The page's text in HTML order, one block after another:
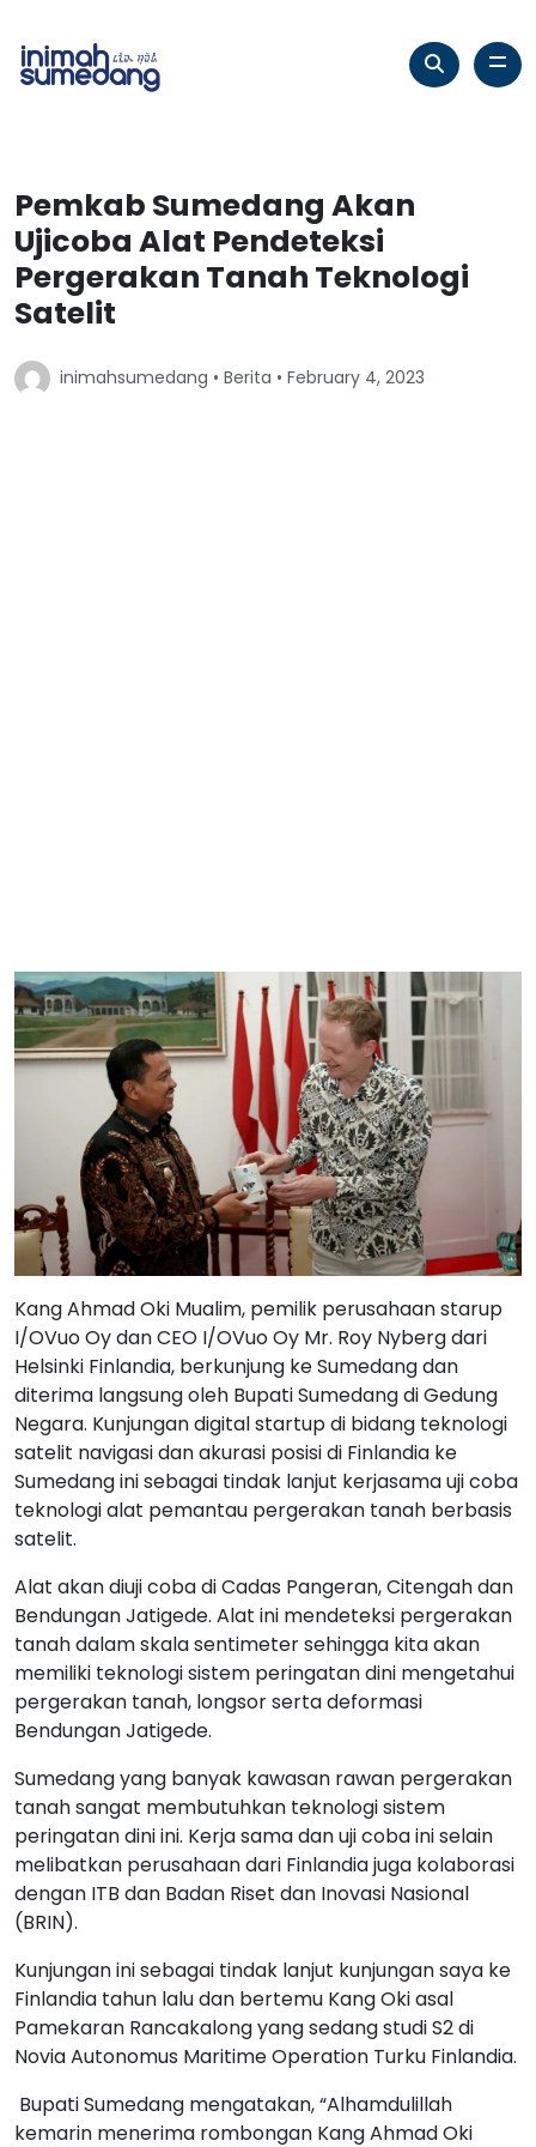
Pemkab Sumedang Akan
Ujicoba Alat Pendeteksi
Pergerakan Tanah Teknologi
Satelit
inimahsumedang • Berita • February 4, 2023
Kang Ahmad Oki Mualim, pemilik perusahaan starup
I/OVuo Oy dan CEO I/OVuo Oy Mr. Roy Nyberg dari
Helsinki Finlandia, berkunjung ke Sumedang dan
diterima langsung oleh Bupati Sumedang di Gedung
Negara. Kunjungan digital startup di bidang teknologi
satelit navigasi dan akurasi posisi di Finlandia ke
Sumedang ini sebagai tindak lanjut kerjasama uji coba
teknologi alat pemantau pergerakan tanah berbasis
satelit.
Alat akan diuji coba di Cadas Pangeran, Citengah dan
Bendungan Jatigede. Alat ini mendeteksi pergerakan
tanah dalam skala sentimeter sehingga kita akan
memiliki teknologi sistem peringatan dini mengetahui
pergerakan tanah, longsor serta deformasi
Bendungan Jatigede.
Sumedang yang banyak kawasan rawan pergerakan
tanah sangat membutuhkan teknologi sistem
peringatan dini ini. Kerja sama dan uji coba ini selain
melibatkan perusahaan dari Finlandia juga kolaborasi
dengan ITB dan Badan Riset dan Inovasi Nasional
(BRIN).
Kunjungan ini sebagai tindak lanjut kunjungan saya ke
Finlandia tahun lalu dan bertemu Kang Oki asal
Pamekaran Rancakalong yang sedang studi S2 di
Novia Autonomus Maritime Operation Turku Finlandia.
Bupati Sumedang mengatakan, “Alhamdulillah
kemarin menerima rombongan Kang Ahmad Oki